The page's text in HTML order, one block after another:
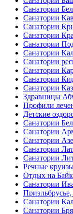
Санатории
Санатории
Санатории
Санатории
Санатории
Санатории
Санатории
Санатории
Санатории
Санатории
Здравницы
Профили
Детские
Санатории
Санатории
Санатории
Санатории
Санатории
Речные
Отдых на
Санатории
Санатории
Санатории